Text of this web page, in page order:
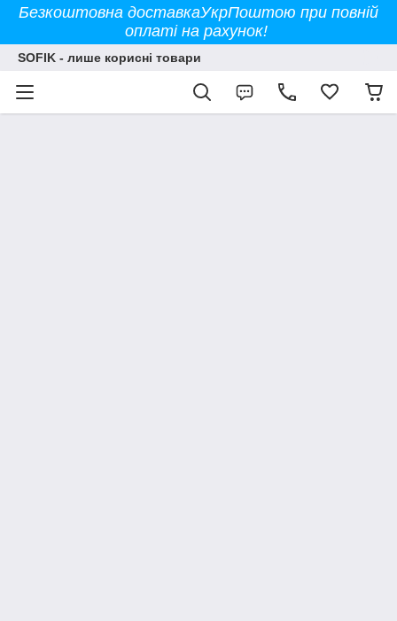
Безкоштовна доставкаУкрПоштою при повній
оплаті на рахунок!
SOFIK - лише корисні товари